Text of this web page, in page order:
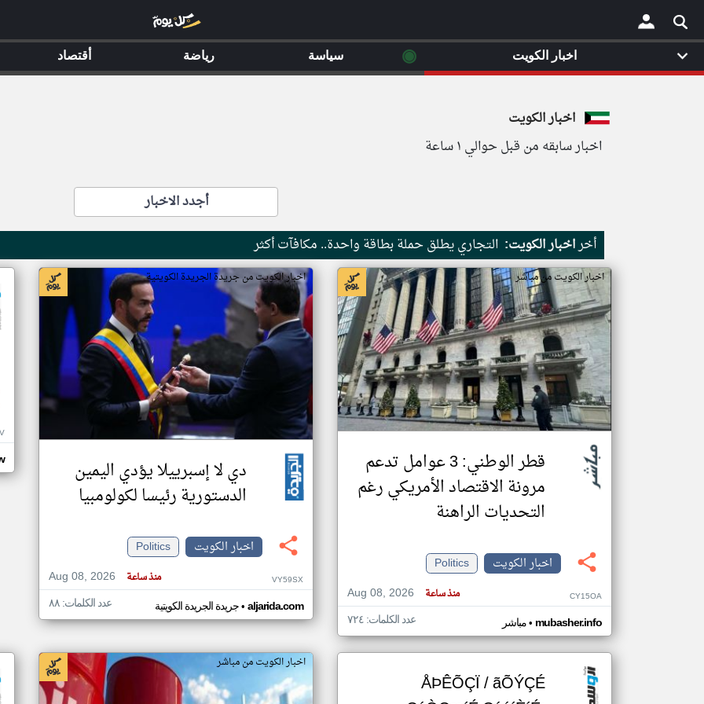
×
اخبار الكويت
اخبار سابقه من قبل حوالي ١ ساعة
أجدد الاخبار
أخراخبار الكويت: التجاري يطلق حملة بطاقة واحدة.. مكافآت أكثر
اخبار الكويت من مباشر
قطر الوطني: 3 عوامل تدعم
مرونة الاقتصاد الأمريكي رغم
التحديات الراهنة
اخبار الكويت
Politics
Aug 08, 2026
منذ ساعة CY15OA
مباشر• mubasher.info عدد الكلمات: ٧٢٤
اخبار الكويت من جريدة الجريدة الكويتية
دي لا إسبرييلا يؤدي اليمين
الدستورية رئيسا لكولومبيا
اخبار الكويت
Politics
Aug 08, 2026
منذ ساعة VY59SX
جريدة الجريدة الكويتية• aljarida.com عدد الكلمات: ٨٨
ÅÞÊÕÇÏ / ãÕÝÇÉ
اخبار الكويت من مباشر
اخبار الكويت ◉ سياسة رياضة أقتصاد